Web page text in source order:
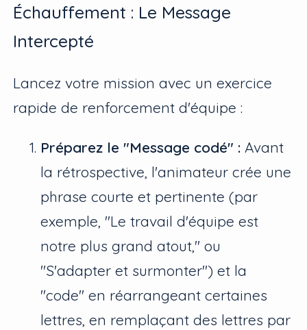
Échauffement : Le Message
Intercepté
Lancez votre mission avec un exercice
rapide de renforcement d'équipe :
Préparez le "Message codé" : Avant
la rétrospective, l'animateur crée une
phrase courte et pertinente (par
exemple, "Le travail d'équipe est
notre plus grand atout," ou
"S'adapter et surmonter") et la
"code" en réarrangeant certaines
lettres, en remplaçant des lettres par